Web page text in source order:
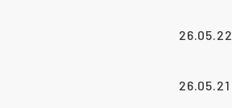
26.05.22
26.05.21